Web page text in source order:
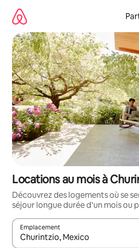
directement
contenu
Locations au mois à
Découvrez des logements où se
séjour longue durée d’un mois ou
Emplacement
Quand les résultats sont affichés,